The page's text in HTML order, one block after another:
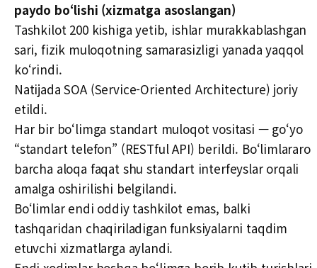
paydo bo‘lishi (xizmatga asoslangan)
Tashkilot 200 kishiga yetib, ishlar murakkablashgan
sari, fizik muloqotning samarasizligi yanada yaqqol
ko‘rindi.
Natijada SOA (Service-Oriented Architecture) joriy
etildi.
Har bir bo‘limga standart muloqot vositasi — go‘yo
“standart telefon” (RESTful API) berildi. Bo‘limlararo
barcha aloqa faqat shu standart interfeyslar orqali
amalga oshirilishi belgilandi.
Bo‘limlar endi oddiy tashkilot emas, balki
tashqaridan chaqiriladigan funksiyalarni taqdim
etuvchi xizmatlarga aylandi.